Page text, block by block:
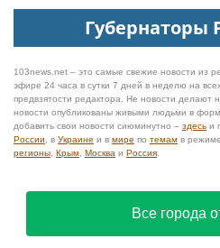
Губернаторы
103news.net – это самые свежие новости из
эфире 24 часа в сутки 7 дней в неделю на
предвзятости редактора. Не новости
новости опубликованы живыми людьми в
добавить свои новости сиюминутно – здесь и
России , в Украине и в мире по темам в
регионы Крым Москва и Россия
Все города